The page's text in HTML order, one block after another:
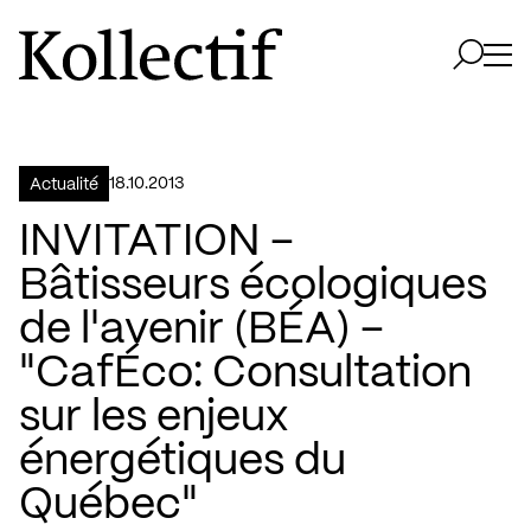
Aller à la page d'accueil
Logo Kollectif
Actualité 18.10.2013
INVITATION –
Bâtisseurs écologiques
de l'avenir (BÉA) –
"CafÉco: Consultation
sur les enjeux
énergétiques du
Québec"